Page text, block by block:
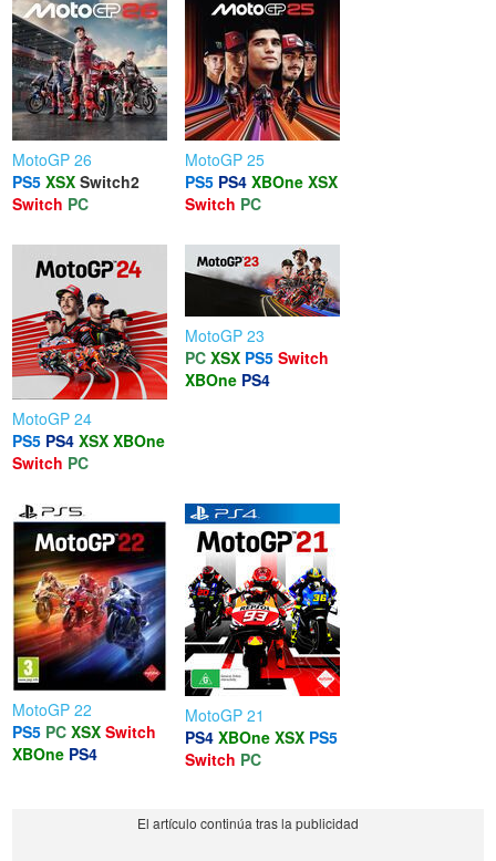
MotoGP 26
PS5 XSX Switch2
Switch PC
MotoGP 25
PS5 PS4 XBOne XSX
Switch PC
MotoGP 24
PS5 PS4 XSX XBOne
Switch PC
MotoGP 23
PC XSX PS5 Switch
XBOne PS4
MotoGP 22
PS5 PC XSX Switch
XBOne PS4
MotoGP 21
PS4 XBOne XSX PS5
Switch PC